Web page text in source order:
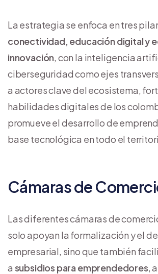
La estrategia se enfoca en tres
conectividad, educación digital y
innovación, con la inteligencia
ciberseguridad como ejes
a actores clave del ecosistema,
habilidades digitales de los
promueve el desarrollo de
base tecnológica en todo el
Cámaras de
Las diferentes cámaras de
solo apoyan la formalización y el
empresarial, sino que también
a subsidios para emprendedores,